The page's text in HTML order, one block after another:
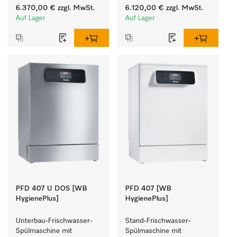
Kindergärten und alle, mit
hohen
6.370,00 € zzgl. MwSt.
Auf Lager
Kindergärten und alle, mit
hohen
6.120,00 € zzgl. MwSt.
Auf Lager
PFD 407 U DOS [WB
HygienePlus]
Unterbau-Frischwasser-
Spülmaschine mit
PFD 407 [WB
HygienePlus]
Stand-Frischwasser-
Spülmaschine mit